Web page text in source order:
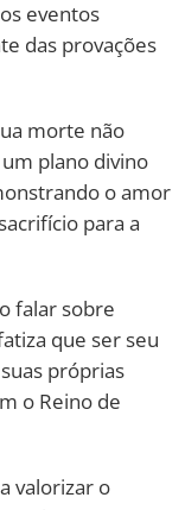
eventos
das provações
morte não
plano divino
o amor
para a
falar sobre
que ser seu
próprias
o Reino de
valorizar o